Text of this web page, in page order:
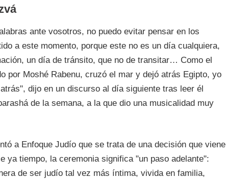
ante vosotros, no puedo evitar pensar en los
a este momento, porque este no es un día cualquiera,
un día de tránsito, que no de transitar… Como el
por Moshé Rabenu, cruzó el mar y dejó atrás Egipto, yo
dijo en un discurso al día siguiente tras leer él
de la semana, a la que dio una musicalidad muy
a Enfoque Judío que se trata de una decisión que viene
ya tiempo, la ceremonia significa "un paso adelante":
de ser judío tal vez más íntima, vivida en familia,